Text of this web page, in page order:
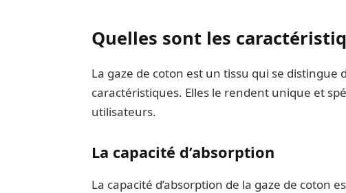
Quelles sont les
La gaze de coton est un tissu qui se distingue
caractéristiques. Elles le rendent unique et
utilisateurs.
La capacité d’absorption
La capacité d’absorption de la gaze de coton